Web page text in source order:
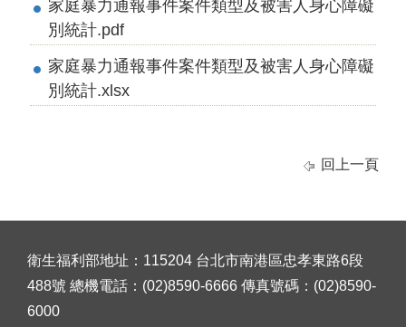
家庭暴力通報事件案件類型及被害人身心障礙
別統計.pdf
家庭暴力通報事件案件類型及被害人身心障礙
別統計.xlsx
回上一頁
衛生福利部地址：115204 台北市南港區忠孝東路6段
488號 總機電話：(02)8590-6666 傳真號碼：(02)8590-
6000